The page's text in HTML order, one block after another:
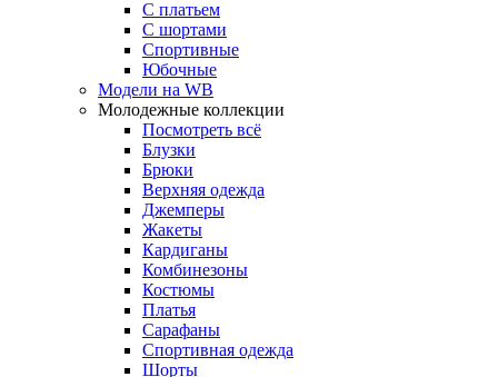
С платьем
С шортами
Спортивные
Юбочные
Модели на WB
Молодежные коллекции
Посмотреть всё
Блузки
Брюки
Верхняя одежда
Джемперы
Жакеты
Кардиганы
Комбинезоны
Костюмы
Платья
Сарафаны
Спортивная одежда
Шорты